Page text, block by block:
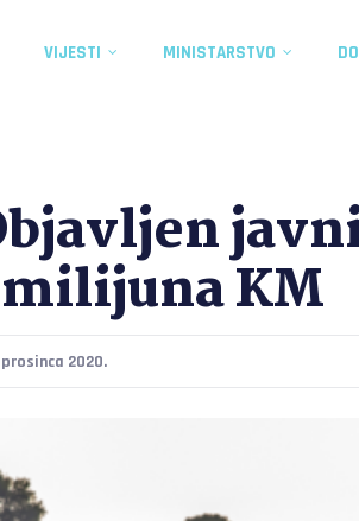
VIJESTI MINISTARSTVO
KM
2020.